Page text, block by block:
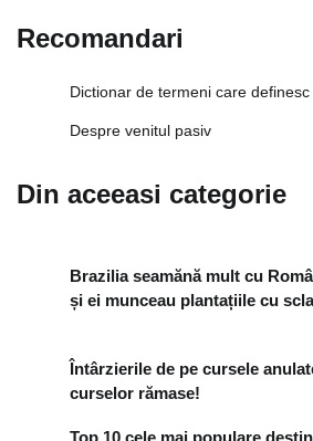
Recomandari
Dictionar de termeni care
Despre venitul pasiv
Din aceeasi categorie
Brazilia seamănă mult cu
și ei munceau plantațiile cu
Întârzierile de pe cursele
curselor rămase!